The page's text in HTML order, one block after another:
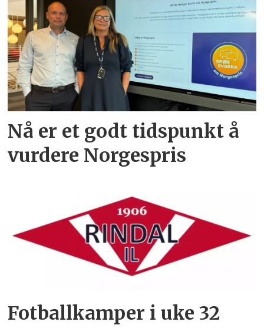
Nå er et godt tidspunkt å
vurdere Norgespris
Fotballkamper i uke 32